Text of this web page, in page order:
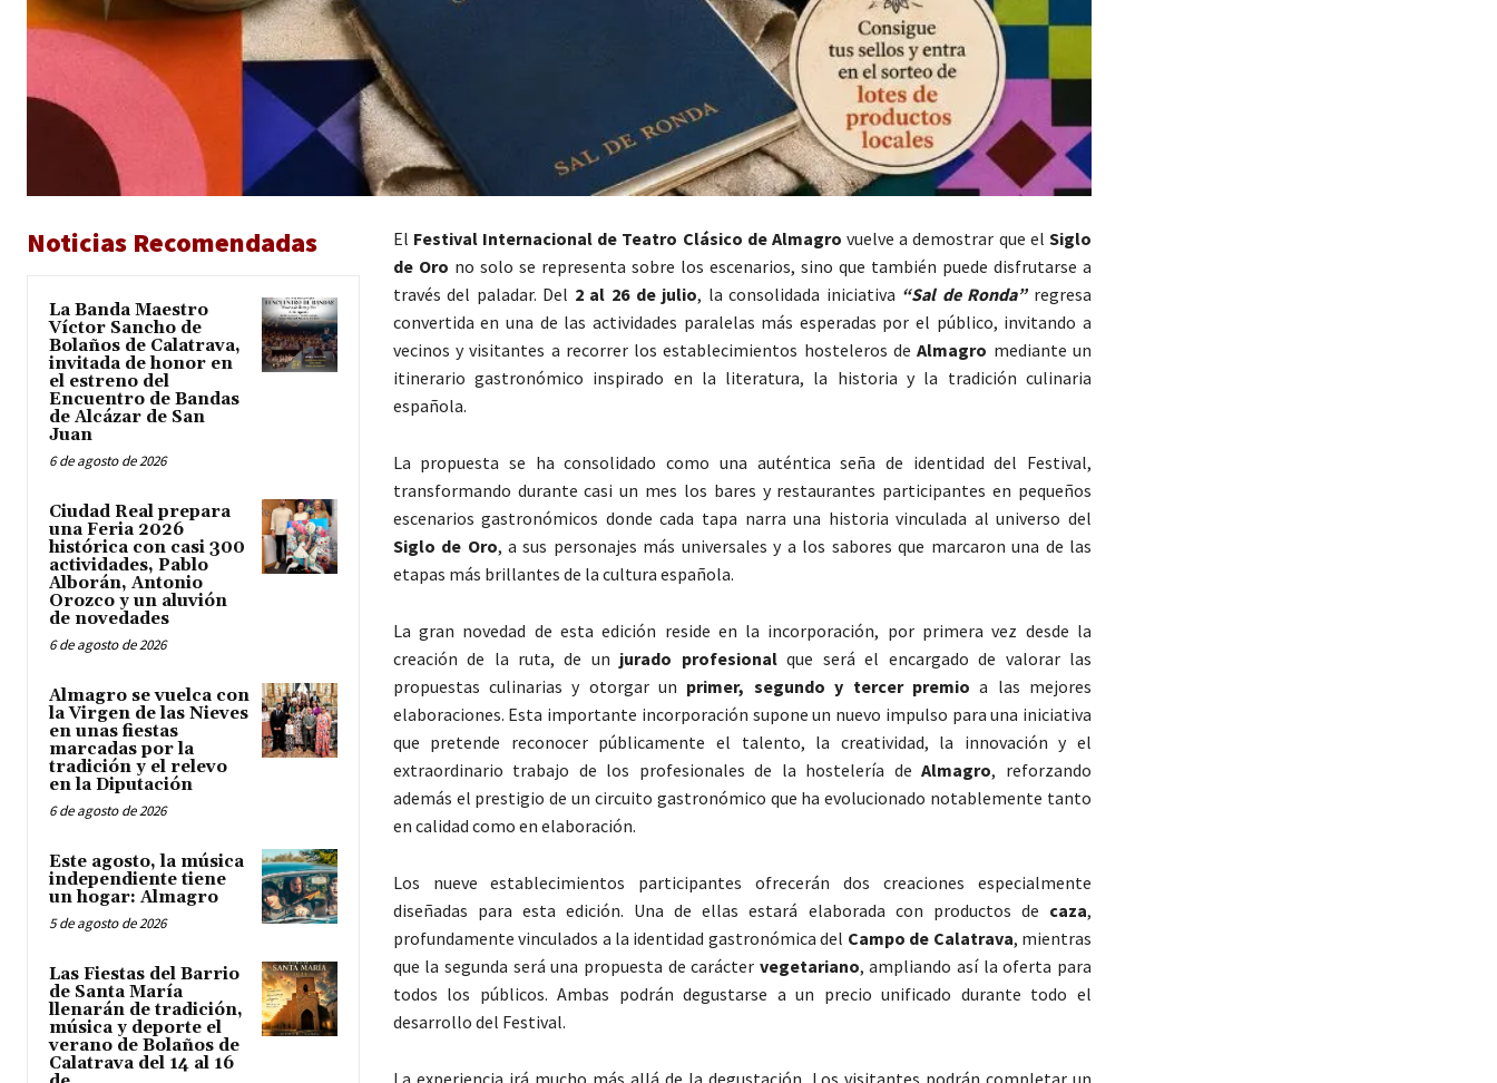
Noticias Recomendadas
La Banda Maestro
Víctor Sancho de
Bolaños de Calatrava,
invitada de honor en
el estreno del
Encuentro de Bandas
de Alcázar de San
Juan
6 de agosto de 2026
Ciudad Real prepara
una Feria 2026
histórica con casi 300
actividades, Pablo
Alborán, Antonio
Orozco y un aluvión
de novedades
6 de agosto de 2026
Almagro se vuelca con
la Virgen de las Nieves
en unas fiestas
marcadas por la
tradición y el relevo
en la Diputación
6 de agosto de 2026
Este agosto, la música
independiente tiene
un hogar: Almagro
5 de agosto de 2026
Las Fiestas del Barrio
de Santa María
llenarán de tradición,
música y deporte el
verano de Bolaños de
Calatrava del 14 al 16
El Festival Internacional de Teatro Clásico de Almagro vuelve a demostrar que el Siglo
de Oro no solo se representa sobre los escenarios, sino que también puede disfrutarse a
través del paladar. Del 2 al 26 de julio, la consolidada iniciativa “Sal de Ronda” regresa
convertida en una de las actividades paralelas más esperadas por el público, invitando a
vecinos y visitantes a recorrer los establecimientos hosteleros deAlmagro mediante un
itinerario gastronómico inspirado en la literatura, la historia y la tradición culinaria
española.
La propuesta se ha consolidado como una auténtica seña de identidad del Festival,
transformando durante casi un mes los bares y restaurantes participantes en pequeños
escenarios gastronómicos donde cada tapa narra una historia vinculada al universo del
Siglo de Oro, a sus personajes más universales y a los sabores que marcaron una de las
etapas más brillantes de la cultura española.
La gran novedad de esta edición reside en la incorporación, por primera vez desde la
creación de la ruta, de un jurado profesionalque será el encargado de valorar las
propuestas culinarias y otorgar un primer, segundo y tercer premio a las mejores
elaboraciones. Esta importante incorporación supone un nuevo impulso para una iniciativa
que pretende reconocer públicamente el talento, la creatividad, la innovación y el
extraordinario trabajo de los profesionales de la hostelería deAlmagro, reforzando
además el prestigio de un circuito gastronómico que ha evolucionado notablemente tanto
en calidad como en elaboración.
Los nueve establecimientos participantes ofrecerán dos creaciones especialmente
diseñadas para esta edición. Una de ellas estará elaborada con productos de caza,
profundamente vinculados a la identidad gastronómica del Campo de Calatrava, mientras
que la segunda será una propuesta de carácter vegetariano, ampliando así la oferta para
todos los públicos. Ambas podrán degustarse a un precio unificado durante todo el
desarrollo del Festival.